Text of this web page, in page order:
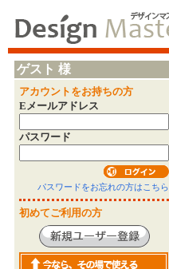
ゲスト 様
アカウントをお持ちの方
Eメールアドレス
パスワード
パスワードをお忘れの方はこちら
初めてご利用の方